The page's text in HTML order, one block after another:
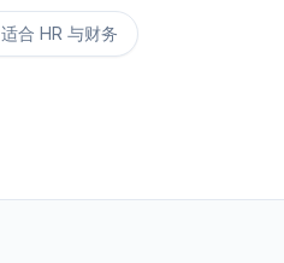
适合 HR 与财务